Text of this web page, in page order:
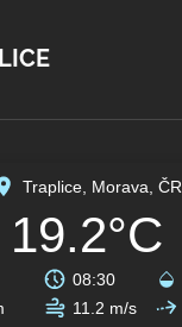
Traplice, Morava, ČR
19.2°C
08:30
11.2 m/s